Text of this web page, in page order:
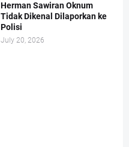
Herman Sawiran Oknum
Tidak Dikenal Dilaporkan ke
Polisi
July 20, 2026